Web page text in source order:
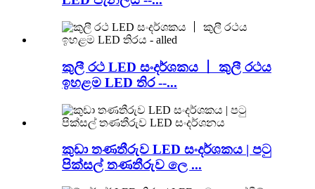
කුලී රථ LED සංදර්ශකය 丨 කුලී රථය
ඉහළම LED තිර --...
කුඩා තණතීරුව LED සංදර්ශකය | පටු
පික්සල් තණතීරුව ලෙ ...